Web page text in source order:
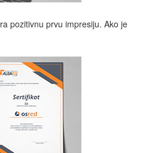
pozitivnu prvu impresiju. Ako je